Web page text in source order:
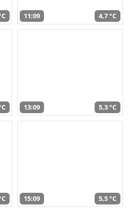
11:09 4,7 °C
13:09 5,3 °C
15:09 5,5 °C